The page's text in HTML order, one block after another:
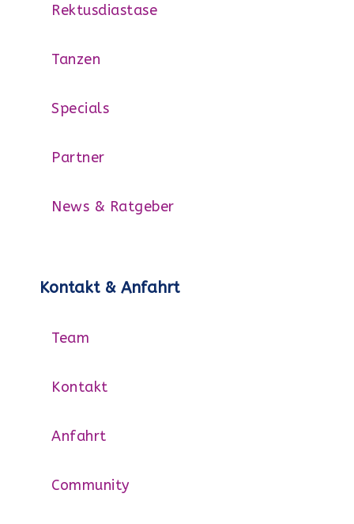
Rektusdiastase
Tanzen
Specials
Partner
News & Ratgeber
Kontakt & Anfahrt
Team
Kontakt
Anfahrt
Community